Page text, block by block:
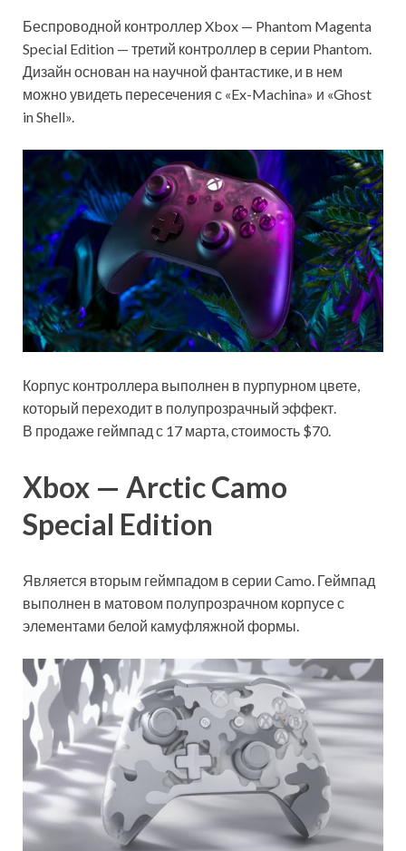
Беспроводной контроллер Xbox — Phantom Magenta
Special Edition — третий контроллер в серии Phantom.
Дизайн основан на научной фантастике, и в нем
можно увидеть пересечения с «Ex-Machina» и «Ghost
in Shell».
Корпус контроллера выполнен в пурпурном цвете,
который переходит в полупрозрачный эффект.
В продаже геймпад с 17 марта, стоимость $70.
Xbox — Arctic Camo
Special Edition
Является вторым геймпадом в серии Camo. Геймпад
выполнен в матовом полупрозрачном корпусе с
элементами белой камуфляжной формы.